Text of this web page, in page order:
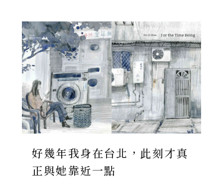
好幾年我身在台北，此刻才真
正與她靠近一點